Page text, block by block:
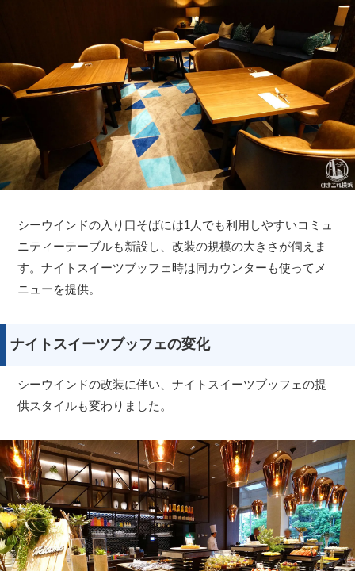
シーウインドの入り口そばには1人でも利用しやすいコミュ
ニティーテーブルも新設し、改装の規模の大きさが伺えま
す。ナイトスイーツブッフェ時は同カウンターも使ってメ
ニューを提供。
ナイトスイーツブッフェの変化
シーウインドの改装に伴い、ナイトスイーツブッフェの提
供スタイルも変わりました。